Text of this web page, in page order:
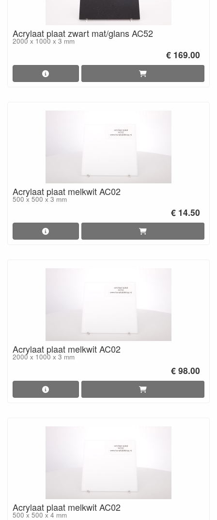
Acrylaat plaat zwart mat/glans AC52
2000 x 1000 x 3 mm
€ 169.00
Acrylaat plaat melkwit AC02
500 x 500 x 3 mm
€ 14.50
Acrylaat plaat melkwit AC02
2000 x 1000 x 3 mm
€ 98.00
Acrylaat plaat melkwit AC02
500 x 500 x 4 mm